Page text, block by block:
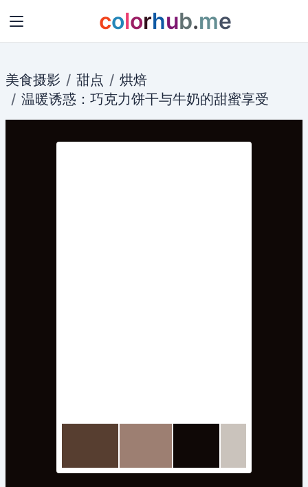
colorhub.me
美食摄影 甜点
烘焙
温暖诱惑： 巧克力饼干与牛奶的甜蜜享受